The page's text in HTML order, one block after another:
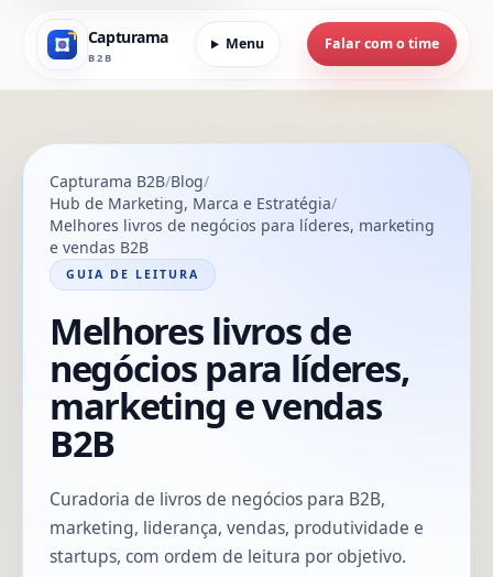
Capturama
B2B
Menu Falar com o time
Capturama B2B Blog
Hub de Marketing, Marca e Estratégia
Melhores livros de negócios para líderes, marketing
e vendas B2B
GUIA DE LEITURA
Melhores livros de
negócios para líderes,
marketing e vendas
B2B
Curadoria de livros de negócios para B2B,
marketing, liderança, vendas, produtividade e
startups, com ordem de leitura por objetivo.